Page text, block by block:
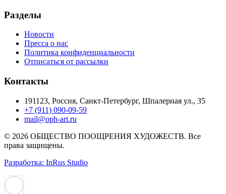
Разделы
Новости
Пресса о нас
Политика конфиденциальности
Отписаться от рассылки
Контакты
191123, Россия, Санкт-Петербург, Шпалерная ул., 35
+7 (911) 090-09-59
mail@oph-art.ru
© 2026 ОБЩЕСТВО ПООЩРЕНИЯ ХУДОЖЕСТВ. Все
права защищены.
Разработка: InRus Studio